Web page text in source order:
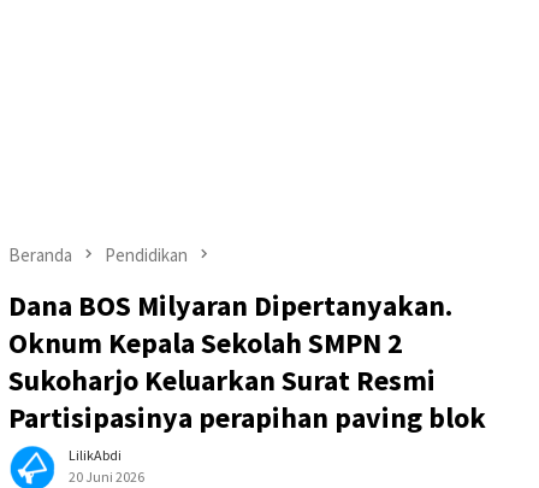
Beranda Pendidikan
Dana BOS Milyaran Dipertanyakan.
Oknum Kepala Sekolah SMPN 2
Sukoharjo Keluarkan Surat Resmi
Partisipasinya perapihan paving blok
LilikAbdi
20 Juni 2026